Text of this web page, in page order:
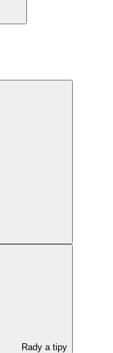
Rady a tipy